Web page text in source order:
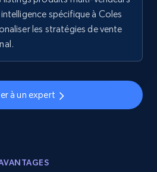
Commencer
spécifique à Coles
les stratégies de vente
à un expert